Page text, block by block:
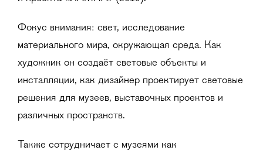
Фокус внимания: свет, исследование
материального мира, окружающая среда. Как
художник он создаёт световые объекты и
инсталляции, как дизайнер проектирует световые
решения для музеев, выставочных проектов и
различных пространств.
Также сотрудничает с музеями как